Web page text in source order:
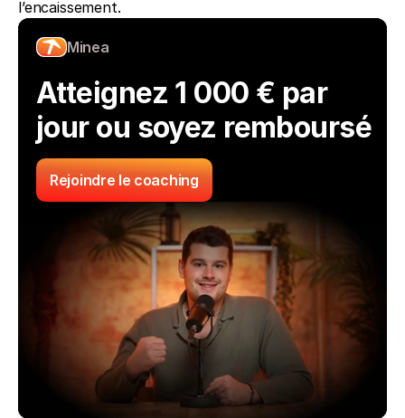
l’encaissement.
Minea
Atteignez 1 000 € par
jour ou soyez remboursé
Rejoindre le coaching